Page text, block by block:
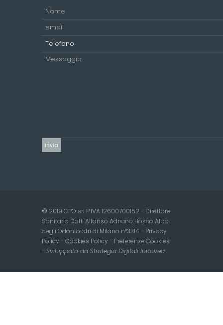
© 2019 CPO srl P.IVA 12600700152 - Direttore
Sanitario Dott. Alfonso Adriano Bosco Albo
degli Odontoiatri di Milano n°3314 - Privacy
Policy - Cookies Policy - Preferenze Cookies
- Sviluppato da Strategia Digitali Innovea